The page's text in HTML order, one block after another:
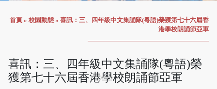
首頁 » 校園動態 » 喜訊：三、四年級中文集誦隊(粵語)榮獲第七十六屆香
港學校朗誦節亞軍
喜訊：三、四年級中文集誦隊(粵語)榮
獲第七十六屆香港學校朗誦節亞軍